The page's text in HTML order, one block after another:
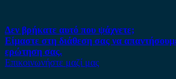
Δεν βρήκατε αυτό που ψάχνετε;
Είμαστε στη διάθεση σας να
ερώτηση σας.
Επικοινωνήστε μαζί μας